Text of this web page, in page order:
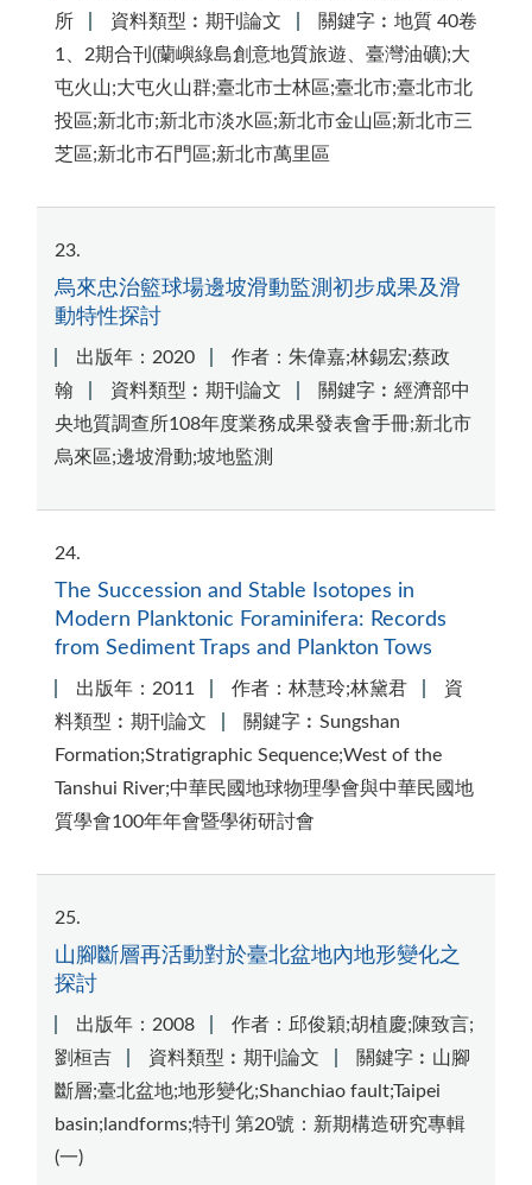
所
資料類型︰期刊論文
關鍵字︰地質 40卷
1、2期合刊(蘭嶼綠島創意地質旅遊、臺灣油礦);大
屯火山;大屯火山群;臺北市士林區;臺北市;臺北市北
投區;新北市;新北市淡水區;新北市金山區;新北市三
芝區;新北市石門區;新北市萬里區
23
烏來忠治籃球場邊坡滑動監測初步成果及滑
動特性探討
出版年：2020
作者：朱偉嘉;林錫宏;蔡政
翰
資料類型︰期刊論文
關鍵字︰經濟部中
央地質調查所108年度業務成果發表會手冊;新北市
烏來區;邊坡滑動;坡地監測
24
The Succession and Stable Isotopes in
Modern Planktonic Foraminifera: Records
from Sediment Traps and Plankton Tows
出版年：2011 作者：林慧玲;林黛君
資
料類型︰期刊論文
關鍵字︰Sungshan
Formation;Stratigraphic Sequence;West of the
Tanshui River;中華民國地球物理學會與中華民國地
質學會100年年會暨學術研討會
25
山腳斷層再活動對於臺北盆地內地形變化之
探討
出版年：2008
作者：邱俊穎;胡植慶;陳致言;
劉桓吉
資料類型︰期刊論文
關鍵字︰山腳
斷層;臺北盆地;地形變化;Shanchiao fault;Taipei
basin;landforms;特刊 第20號：新期構造研究專輯
(一)